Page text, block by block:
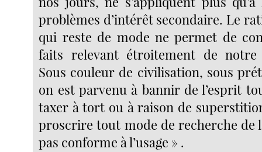
problèmes d’intérêt secondaire. Le
qui reste de mode ne permet de
faits relevant étroitement de notre
Sous couleur de civilisation, sous
on est parvenu à bannir de l’esprit
taxer à tort ou à raison de
proscrire tout mode de recherche de
pas conforme à l’usage » .